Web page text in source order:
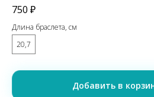
750 ₽
Длина браслета, см
20,7
Добавить в